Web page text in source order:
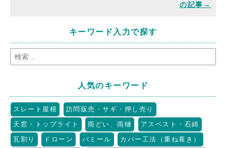
キーワード入力で探す
人気のキーワード
スレート屋根
訪問販売・サギ・押し売り
天窓・トップライト
雨どい、雨樋
アスベスト・石綿
瓦割り
ドローン パミール
カバー工法（重ね葺き）